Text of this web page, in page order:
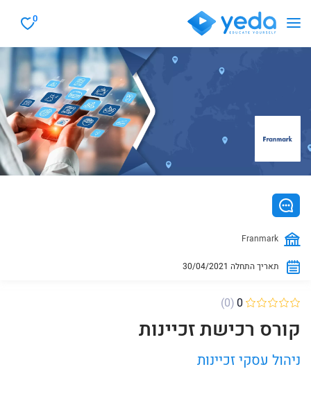
0
Franmark
(0) 0
קורס רכישת זכיינות
ניהול עסקי זכיינות